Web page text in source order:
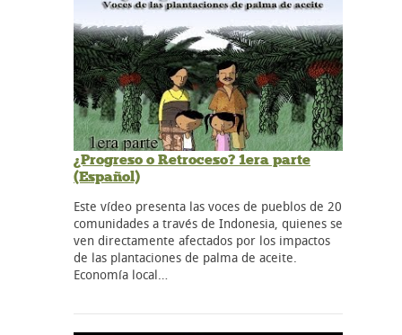
¿Progreso o Retroceso? 1era parte
(Español)
Este vídeo presenta las voces de pueblos de 20
comunidades a través de Indonesia, quienes se
ven directamente afectados por los impactos
de las plantaciones de palma de aceite.
Economía local…